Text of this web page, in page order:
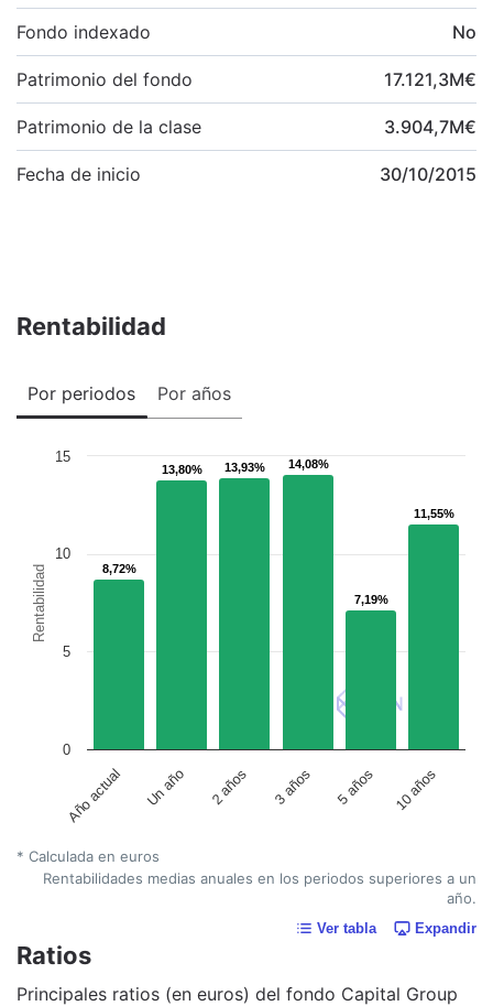
Fondo indexado No
Patrimonio del fondo 17.121,3M€
Patrimonio de la clase 3.904,7M€
Fecha de inicio 30/10/2015
Rentabilidad
Por periodos Por años
Rentabilidad 8,72%
8,72%
13,80%
13,80% 13,93%
13,93% 14,08%
14,08%
7,19%
7,19%
11,55%
11,55%
Año actual Un año 2 años 3 años 5 años 10 años
0
10
5
15
* Calculada en euros
Rentabilidades medias anuales en los periodos superiores a un
año.
Ver tabla Expandir
Ratios
Principales ratios (en euros) del fondo Capital Group